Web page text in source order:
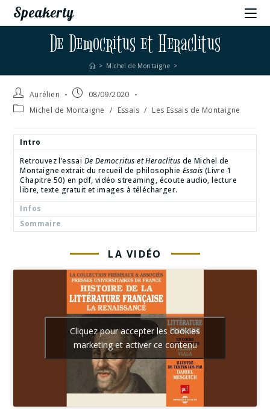
Speakerty
De Democritus et Heraclitus
> Michel de Montaigne >
Aurélien
08/09/2020
Michel de Montaigne / Essais / Les Essais de Montaigne
Intro
Retrouvez l’essai De Democritus et Heraclitus de Michel de
Montaigne extrait du recueil de philosophieEssais (Livre 1
Chapitre 50) en pdf, vidéo streaming, écoute audio, lecture
libre, texte gratuit et images à télécharger.
Infos
Sommaire
LA VIDÉO
Cliquez pour accepter les cookies
marketing et activer ce contenu